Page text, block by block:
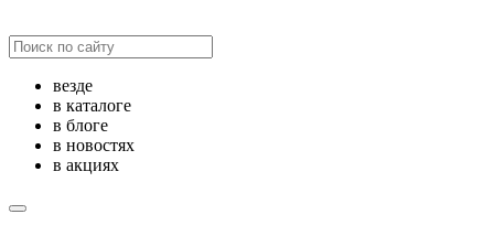
везде
в каталоге
в блоге
в новостях
в акциях